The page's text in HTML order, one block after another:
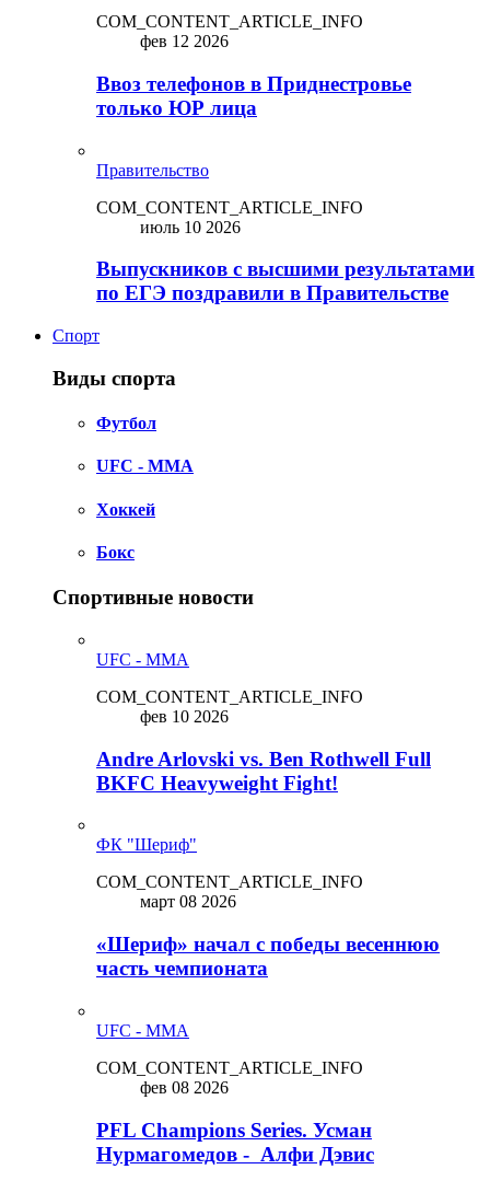
COM_CONTENT_ARTICLE_INFO
фев 12 2026
Ввоз телефонов в Приднестровье
только ЮР лица
Правительство
COM_CONTENT_ARTICLE_INFO
июль 10 2026
Выпускников с высшими результатами
по ЕГЭ поздравили в Правительстве
Спорт
Виды спорта
Футбол
UFC - MMA
Хоккей
Бокс
Спортивные новости
UFC - MMA
COM_CONTENT_ARTICLE_INFO
фев 10 2026
Andre Arlovski vs. Ben Rothwell Full
BKFC Heavyweight Fight!
ФК "Шериф"
COM_CONTENT_ARTICLE_INFO
март 08 2026
«Шериф» начал с победы весеннюю
часть чемпионата
UFC - MMA
COM_CONTENT_ARTICLE_INFO
фев 08 2026
PFL Champions Series. Усман
Нурмагомедов - Алфи Дэвис